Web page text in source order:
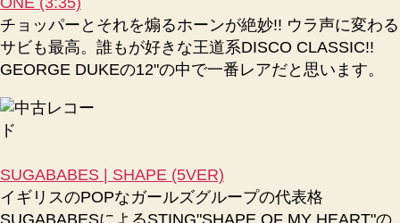
チョッパーとそれを煽るホーンが絶妙!! ウラ声に変わる
サビも最高。誰もが好きな王道系DISCO CLASSIC!!
GEORGE DUKEの12"の中で一番レアだと思います。
SUGABABES | SHAPE (5VER)
イギリスのPOPなガールズグループの代表格
SUGABABESによるSTING"SHAPE OF MY HEART"の